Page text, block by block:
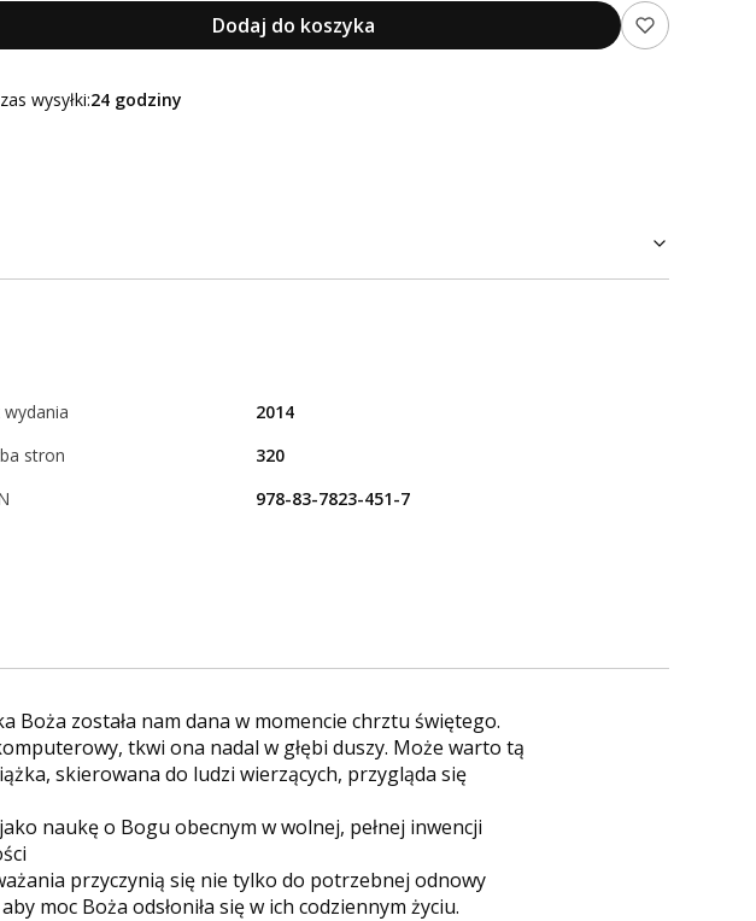
Dodaj do koszyka
wysyłki:24 godziny
wydania
2014
stron
320
978-83-7823-451-7
Boża została nam dana w momencie chrztu świętego.
tkwi ona nadal w głębi duszy. Może warto tą
skierowana do ludzi wierzących, przygląda się
naukę o Bogu obecnym w wolnej, pełnej inwencji
przyczynią się nie tylko do potrzebnej odnowy
moc Boża odsłoniła się w ich codziennym życiu.